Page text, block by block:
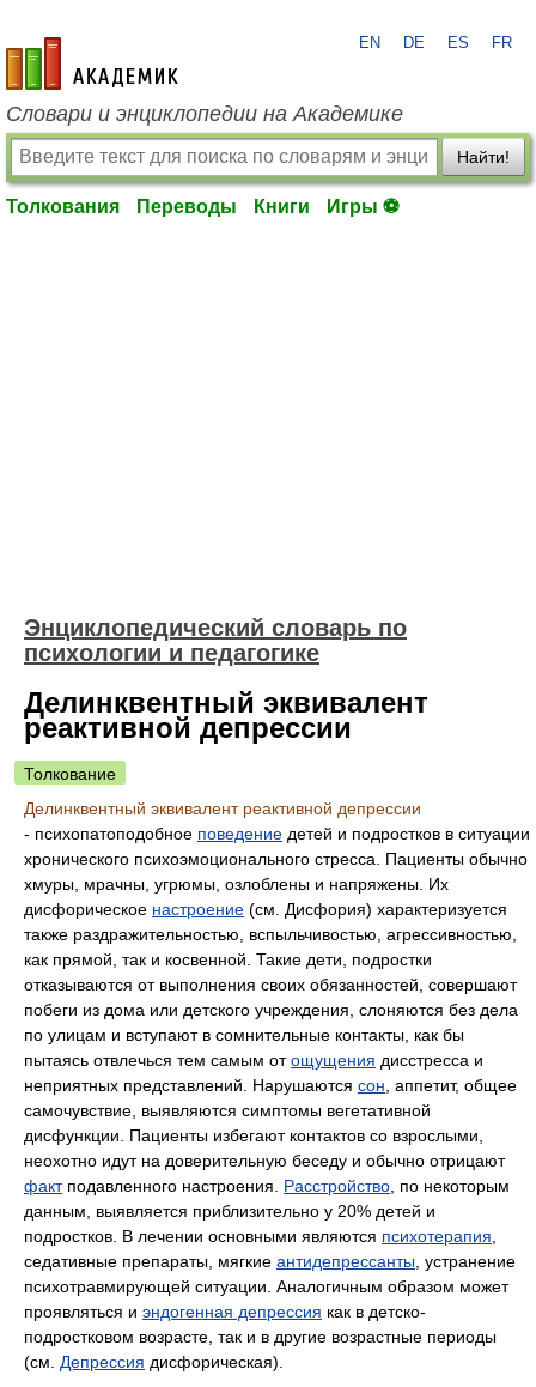
academic.ru
EN DE ES FR
Словари и энциклопедии на Академике
Найти!
Толкования Переводы Книги Игры ⚽
Энциклопедический словарь по
психологии и педагогике
Делинквентный эквивалент
реактивной депрессии
Толкование
Делинквентный эквивалент реактивной депрессии
- психопатоподобное поведение детей и подростков в ситуации
хронического психоэмоционального стресса. Пациенты обычно
хмуры, мрачны, угрюмы, озлоблены и напряжены. Их
дисфорическое настроение (см. Дисфория) характеризуется
также раздражительностью, вспыльчивостью, агрессивностью,
как прямой, так и косвенной. Такие дети, подростки
отказываются от выполнения своих обязанностей, совершают
побеги из дома или детского учреждения, слоняются без дела
по улицам и вступают в сомнительные контакты, как бы
пытаясь отвлечься тем самым отощущения дисстресса и
неприятных представлений. Нарушаются сон , аппетит, общее
самочувствие, выявляются симптомы вегетативной
дисфункции. Пациенты избегают контактов со взрослыми,
неохотно идут на доверительную беседу и обычно отрицают
фактподавленного настроения. Расстройство , по некоторым
данным, выявляется приблизительно у 20% детей и
подростков. В лечении основными являются психотерапия
седативные препараты, мягкие антидепрессанты , устранение
психотравмирующей ситуации. Аналогичным образом может
проявляться и эндогенная депрессия как в детско-
подростковом возрасте, так и в другие возрастные периоды
(см. Депрессия дисфорическая).